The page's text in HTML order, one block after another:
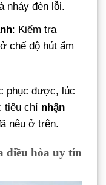
nháy đèn lỗi.
: Kiểm tra
chế độ hút ẩm
phục được, lúc
tiêu chí nhận
nêu ở trên.
điều hòa uy tín